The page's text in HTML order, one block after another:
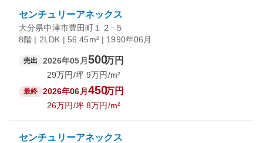
センチュリーアネックス
大分県中津市豊田町１２−５
8階 | 2LDK | 56.45m² | 1990年06月
売出 2026年05月 500万円
29万円/坪 9万円/m²
最終 2026年06月 450万円
26万円/坪 8万円/m²
センチュリーアネックス